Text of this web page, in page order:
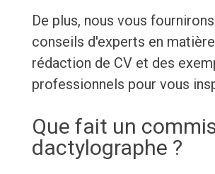
De plus, nous vous
conseils d'experts en
rédaction de CV et des
professionnels pour vous
Que fait un
dactylographe ?